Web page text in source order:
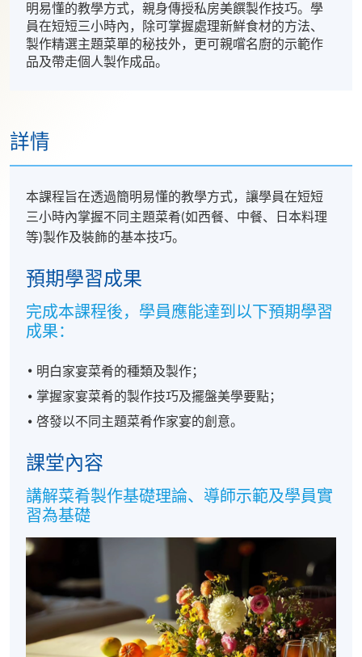
明易懂的教學方式，親身傳授私房美饌製作技巧。學
員在短短三小時內，除可掌握處理新鮮食材的方法、
製作精選主題菜單的秘技外，更可親嚐名廚的示範作
品及帶走個人製作成品。
詳情
本課程旨在透過簡明易懂的教學方式，讓學員在短短
三小時內掌握不同主題菜肴(如西餐、中餐、日本料理
等)製作及裝飾的基本技巧。
預期學習成果
完成本課程後，學員應能達到以下預期學習
成果：
明白家宴菜肴的種類及製作；
掌握家宴菜肴的製作技巧及擺盤美學要點；
啓發以不同主題菜肴作家宴的創意。
課堂內容
講解菜肴製作基礎理論、導師示範及學員實
習為基礎